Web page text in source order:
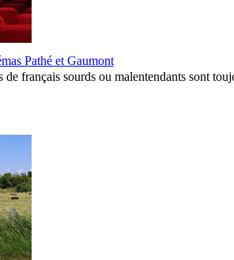
Pathé et Gaumont
français sourds ou malentendants sont